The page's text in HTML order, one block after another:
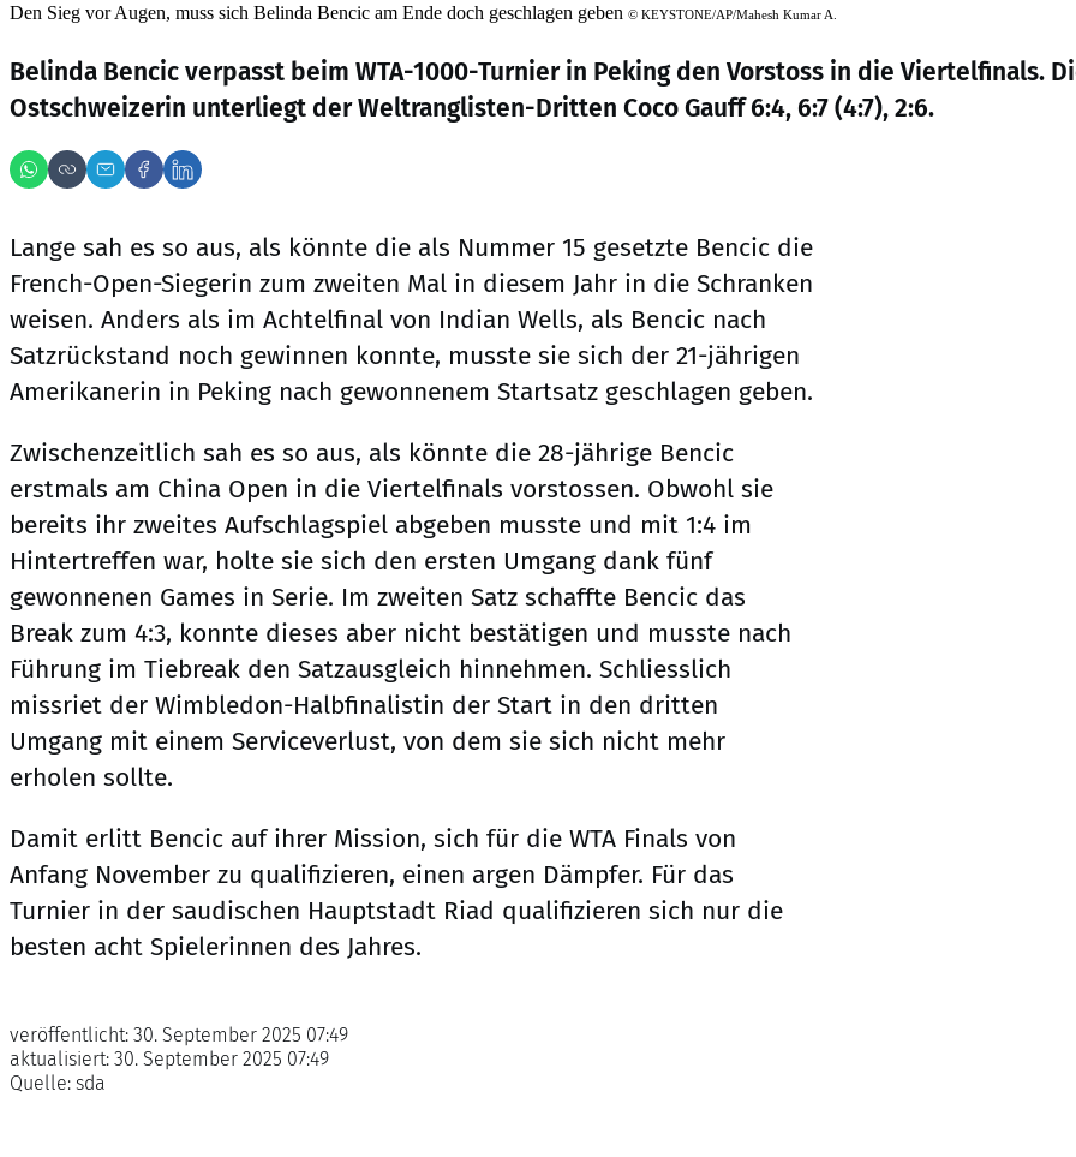
Den Sieg vor Augen, muss sich Belinda Bencic am Ende doch geschlagen geben © KEYSTONE/AP/Mahesh Kumar A.
Belinda Bencic verpasst beim WTA-1000-Turnier in Peking den Vorstoss in die Viertelfinals.
Ostschweizerin unterliegt der Weltranglisten-Dritten Coco Gauff 6:4, 6:7 (4:7), 2:6.
Lange sah es so aus, als könnte die als Nummer 15 gesetzte Bencic die
French-Open-Siegerin zum zweiten Mal in diesem Jahr in die Schranken
weisen. Anders als im Achtelfinal von Indian Wells, als Bencic nach
Satzrückstand noch gewinnen konnte, musste sie sich der 21-jährigen
Amerikanerin in Peking nach gewonnenem Startsatz geschlagen geben.
Zwischenzeitlich sah es so aus, als könnte die 28-jährige Bencic
erstmals am China Open in die Viertelfinals vorstossen. Obwohl sie
bereits ihr zweites Aufschlagspiel abgeben musste und mit 1:4 im
Hintertreffen war, holte sie sich den ersten Umgang dank fünf
gewonnenen Games in Serie. Im zweiten Satz schaffte Bencic das
Break zum 4:3, konnte dieses aber nicht bestätigen und musste nach
Führung im Tiebreak den Satzausgleich hinnehmen. Schliesslich
missriet der Wimbledon-Halbfinalistin der Start in den dritten
Umgang mit einem Serviceverlust, von dem sie sich nicht mehr
erholen sollte.
Damit erlitt Bencic auf ihrer Mission, sich für die WTA Finals von
Anfang November zu qualifizieren, einen argen Dämpfer. Für das
Turnier in der saudischen Hauptstadt Riad qualifizieren sich nur die
besten acht Spielerinnen des Jahres.
Quelle: sda
veröffentlicht: 30. September 2025 07:49
aktualisiert: 30. September 2025 07:49